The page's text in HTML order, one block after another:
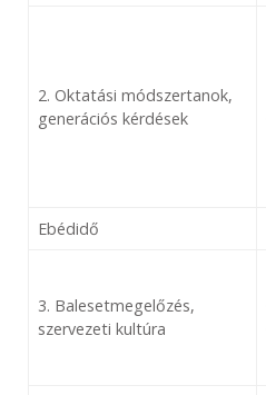
2. Oktatási módszertanok,
generációs kérdések
Ebéd​idő
3. Balesetmegelőzés,
szervezeti kultúra